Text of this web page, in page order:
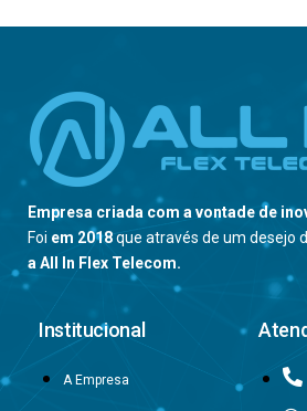
Empresa criada com a vontade de
Foi em 2018que através de um desejo
a All In Flex Telecom.
Institucional
A Empresa